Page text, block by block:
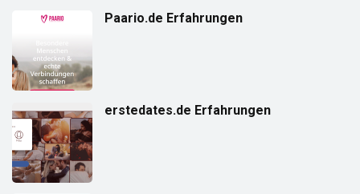
Paario.de Erfahrungen
erstedates.de Erfahrungen